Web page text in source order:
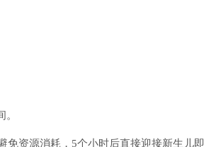
免资源消耗，5个小时后直接迎接新生儿即